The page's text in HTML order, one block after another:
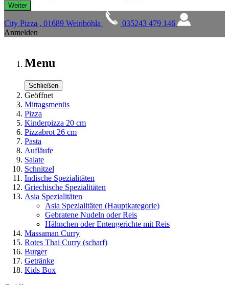
City Pizza , 01689 Weinböhla
035243 479 146
Anmelden
Menu
Schließen
Geöffnet
Mittagsmenüs
Pizza
Kinderpizza 20 cm
Pizzabrot 26 cm
Pasta
Aufläufe
Salate
Schnitzel
Indische Spezialitäten
Griechische Spezialitäten
Asia Spezialitäten
Asia Spezialitäten (Hauptkategorie)
Gebratene Nudeln oder Reis
Hähnchen oder Entengerichte mit Reis
Massaman Curry
Rotes Thai Curry (scharf)
Burger
Getränke
Kids Box